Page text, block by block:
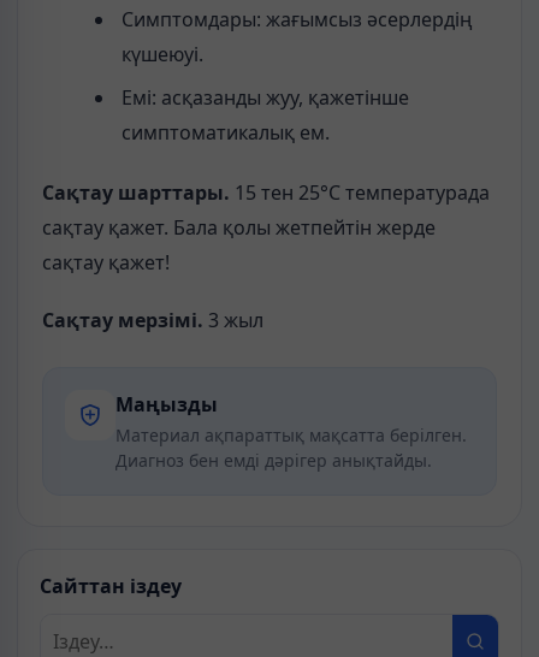
Симптомдары: жағымсыз әсерлердің
күшеюуі.
Емі: асқазанды жуу, қажетінше
симптоматикалық ем.
Сақтау шарттары. 15 тен 25°С температурада
сақтау қажет. Бала қолы жетпейтін жерде
сақтау қажет!
Сақтау мерзімі. 3 жыл
Маңызды
Материал ақпараттық мақсатта берілген.
Диагноз бен емді дәрігер анықтайды.
Сайттан іздеу